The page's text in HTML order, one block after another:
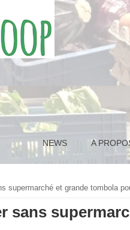
NEWS A
supermarché et grande tombola
sans